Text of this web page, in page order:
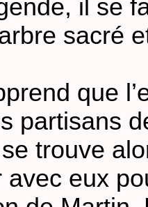
il se
sacré
que
partisans
trouve
avec eux